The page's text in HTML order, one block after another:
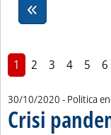
1 2 3 4 5 6
30/10/2020 - Politica
Crisi